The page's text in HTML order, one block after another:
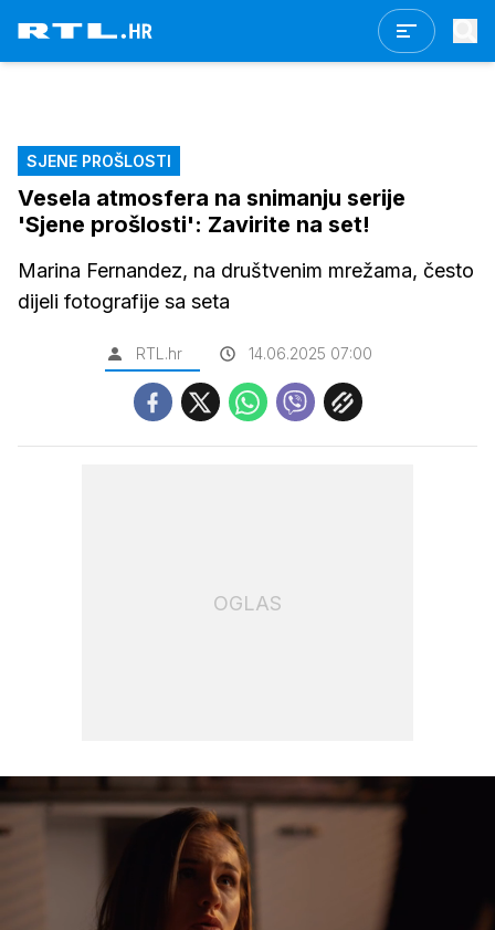
SJENE PROŠLOSTI
Vesela atmosfera na snimanju serije
'Sjene prošlosti': Zavirite na set!
Marina Fernandez, na društvenim mrežama, često
dijeli fotografije sa seta
RTL.hr 14.06.2025 07:00
OGLAS